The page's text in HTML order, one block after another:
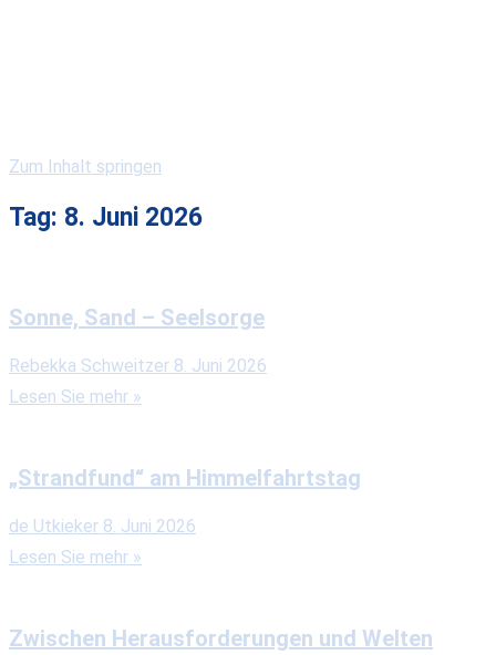
Zum Inhalt springen
Tag: 8. Juni 2026
Sonne, Sand – Seelsorge
Rebekka Schweitzer 8. Juni 2026
Lesen Sie mehr »
„Strandfund“ am Himmelfahrtstag
de Utkieker 8. Juni 2026
Lesen Sie mehr »
Zwischen Herausforderungen und Welten